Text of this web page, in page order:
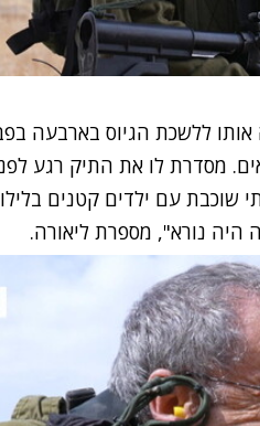
ליוותה אותו ללשכת הגיוס בארבעה
מסדרת לו את התיק רגע
שוכבת עם ילדים קטנים
היה נורא", מספרת ליאורה.